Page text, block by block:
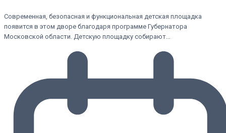
Современная, безопасная и функциональная детская площадка
появится в этом дворе благодаря программе Губернатора
Московской области. Детскую площадку собирают…